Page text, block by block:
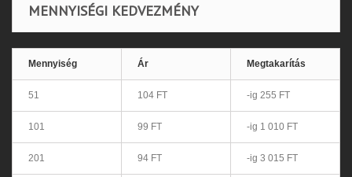
MENNYISÉGI KEDVEZMÉNY
Mennyiség Ár Megtakarítás
51 104 FT -ig 255 FT
101 99 FT -ig 1 010 FT
201 94 FT -ig 3 015 FT